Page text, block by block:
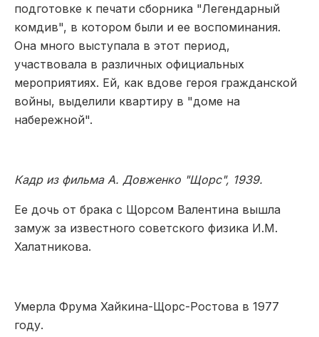
подготовке к печати сборника "Легендарный
комдив", в котором были и ее воспоминания.
Она много выступала в этот период,
участвовала в различных официальных
мероприятиях. Ей, как вдове героя гражданской
войны, выделили квартиру в "доме на
набережной".
Кадр из фильма А. Довженко "Щорс", 1939.
Ее дочь от брака с Щорсом Валентина вышла
замуж за известного советского физика И.М.
Халатникова.
Умерла Фрума Хайкина-Щорс-Ростова в 1977
году.